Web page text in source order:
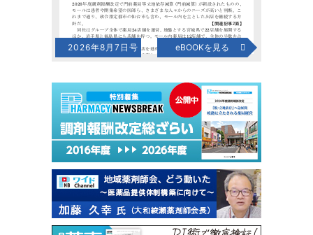
2026年8月7日号 eBOOKを見る